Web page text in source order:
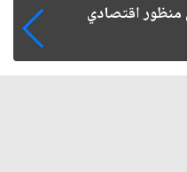
الزيارة من هويتها